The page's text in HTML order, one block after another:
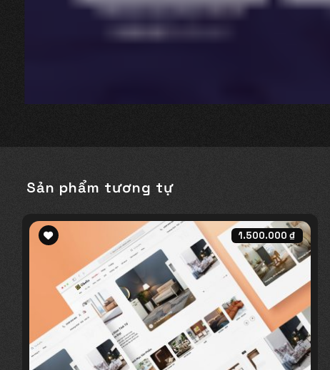
Sản phẩm tương tự
1.500.000₫